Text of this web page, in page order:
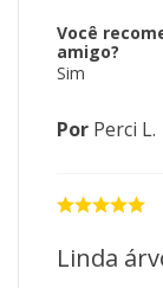
Você
amigo?
Sim
Por Perci L.
Linda